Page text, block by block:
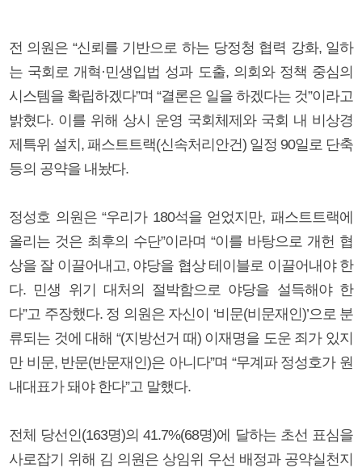
전 의원은 “신뢰를 기반으로 하는 당정청 협력 강화, 일하
는 국회로 개혁·민생입법 성과 도출, 의회와 정책 중심의
시스템을 확립하겠다”며 “결론은 일을 하겠다는 것”이라고
밝혔다. 이를 위해 상시 운영 국회체제와 국회 내 비상경
제특위 설치, 패스트트랙(신속처리안건) 일정 90일로 단축
등의 공약을 내놨다.
정성호 의원은 “우리가 180석을 얻었지만, 패스트트랙에
올리는 것은 최후의 수단”이라며 “이를 바탕으로 개헌 협
상을 잘 이끌어내고, 야당을 협상 테이블로 이끌어내야 한
다. 민생 위기 대처의 절박함으로 야당을 설득해야 한
다”고 주장했다. 정 의원은 자신이 ‘비문(비문재인)’으로 분
류되는 것에 대해 “(지방선거 때) 이재명을 도운 죄가 있지
만 비문, 반문(반문재인)은 아니다”며 “무계파 정성호가 원
내대표가 돼야 한다”고 말했다.
전체 당선인(163명)의 41.7%(68명)에 달하는 초선 표심을
사로잡기 위해 김 의원은 상임위 우선 배정과 공약실천지